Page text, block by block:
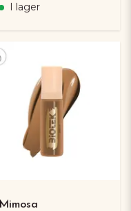
I lager
Mimosa